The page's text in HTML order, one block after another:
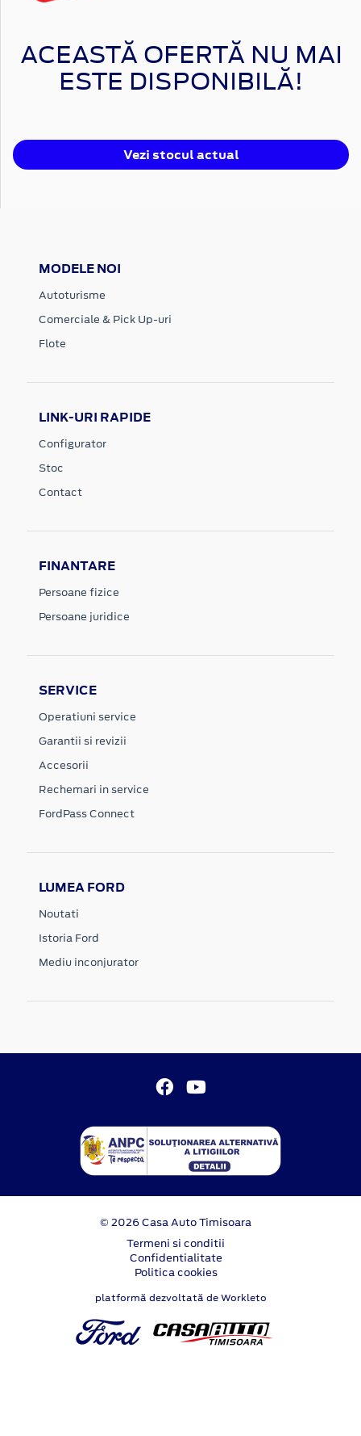
ACEASTĂ OFERTĂ NU MAI
ESTE DISPONIBILĂ!
Vezi stocul actual
MODELE NOI
Autoturisme
Comerciale & Pick Up-uri
Flote
LINK-URI RAPIDE
Configurator
Stoc
Contact
FINANTARE
Persoane fizice
Persoane juridice
SERVICE
Operatiuni service
Garantii si revizii
Accesorii
Rechemari in service
FordPass Connect
LUMEA FORD
Noutati
Istoria Ford
Mediu inconjurator
© 2026 Casa Auto Timisoara
Termeni si conditii
Confidentialitate
Politica cookies
platformă dezvoltată de Workleto